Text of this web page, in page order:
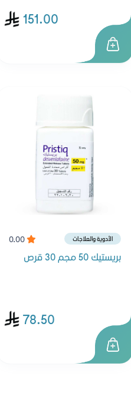
151.00
0.00 الأدوية والعلاجات
بريستيك 50 مجم 30 قرص
78.50